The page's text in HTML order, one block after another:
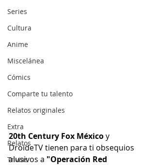
Series
Cultura
Anime
Miscelánea
Cómics
Comparte tu talento
Relatos originales
Extra
Relatos
Trivias
20th Century Fox México y
DroideTV tienen para ti obsequios
alusivos a "Operación Red